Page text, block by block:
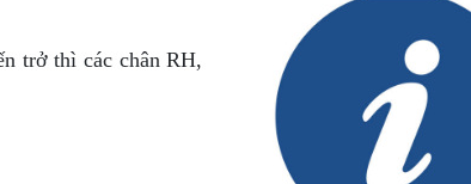
trở thì các chân RH,